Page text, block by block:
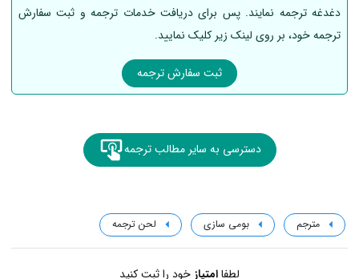
دغدغه ترجمه نمایند. پس برای دریافت خدمات ترجمه و ثبت سفارش
ترجمه خود، بر روی لینک زیر کلیک نمایید.
ثبت سفارش ترجمه
دسترسی به سایر مطالب ترجمه
مترجم بومی سازی لحن ترجمه
لطفاامتیاز خود را ثبت کنید